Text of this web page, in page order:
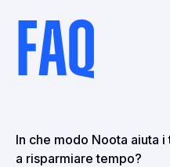
FAQ
In che modo Noota aiuta
a risparmiare tempo?